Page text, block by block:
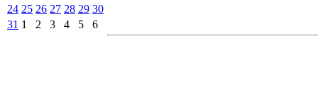
24 25 26 27 28 29 30
31 1 2 3 4 5 6